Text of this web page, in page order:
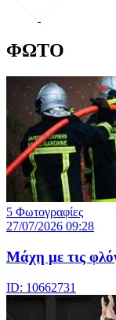
ΦΩΤΟ
5 Φωτογραφίες
27/07/2026 09:28
Μάχη με τις
ID: 10662731